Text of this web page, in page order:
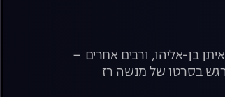
בן-אליהו, ורבים אחרים –
בסרטו של מנשה רז